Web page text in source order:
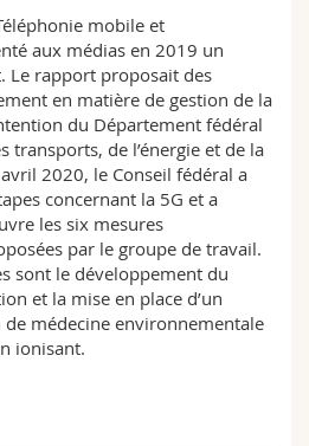
mobile et
aux médias en 2019 un
Le rapport proposait des
en matière de gestion de la
du Département fédéral
transports, de l’énergie et de la
2020, le Conseil fédéral a
concernant la 5G et a
les six mesures
par le groupe de travail.
sont le développement du
et la mise en place d’un
médecine environnementale
ionisant.